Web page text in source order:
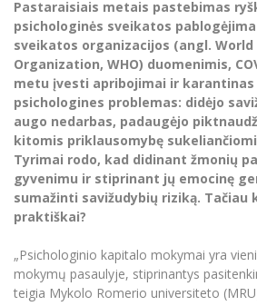
Universiteto teatras
MRU pop vokalinis
Novikas)
MRU merginų choras
Neformaliuoju ir (ar)
kompetencijų
Studijų organizavimas
Erasmus+ mobilumas
Kitos galimybės
Partnerystės
Azijos centras
Vilniaus Karaliaus
Frankofoniškų šalių
Emocinė gerovė
Mokslo laboratorijos
Žmogaus, aplinkos ir
Doktorantūra
Projektai
Akademinė leidyba
Mokymų LAB
Mokslo naujienos
Kasmetiniai mokslo
Veiklos dokumentai
Akademinė etika
Darbas MRU
Universiteto simbolika
Atributika
Tarptautiškumas
Studentams
Darnus vystymasis
Sūduvos akademija
Tinklalaidės
Bakalauro studijos
Magistrantūros studijos
Vadovų MBA
Švietimo ir kultūros vadovų
Teisės LL.M.
Papildomosios studijos
Pedagogų rengimas
Profesinės bakalauro
Personalo valdymo centras
Privačių interesų
Pastaraisiais metais pastebimas
psichologinės sveikatos
sveikatos organizacijos (angl. World
Organization, WHO) duomenimis,
metu įvesti apribojimai ir
psichologines problemas: didėjo
augo nedarbas, padaugėjo
kitomis priklausomybę
Tyrimai rodo, kad didinant žmonių
gyvenimu ir stiprinant jų emocinę
sumažinti savižudybių riziką.
praktiškai?
„Psichologinio kapitalo mokymai yra
mokymų pasaulyje, stiprinantys
teigia Mykolo Romerio universiteto